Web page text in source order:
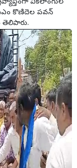
వికలాంగుల
కొణిదెల పవన్
తెలిపారు.